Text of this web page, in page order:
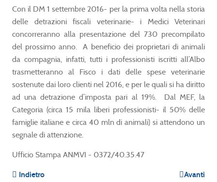
Con il DM 1 settembre 2016- per la prima volta nella storia
delle detrazioni fiscali veterinarie- i Medici Veterinari
concorreranno alla presentazione del 730 precompilato
del prossimo anno. A beneficio dei proprietari di animali
da compagnia, infatti, tutti i professionisti iscritti all’Albo
trasmetteranno al Fisco i dati delle spese veterinarie
sostenute dai loro clienti nel 2016, e per le quali si ha diritto
ad una detrazione d’imposta pari al 19%. Dal MEF, la
Categoria (circa 15 mila liberi professionisti- il 50% delle
famiglie italiane e circa 40 mln di animali) si attendono un
segnale di attenzione.
Ufficio Stampa ANMVI - 0372/40.35.47
Indietro Avanti